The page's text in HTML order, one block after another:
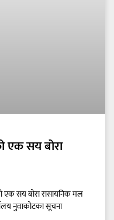
एक सय बोरा
एक सय बोरा रासायनिक मल
नुवाकोटका सूचना